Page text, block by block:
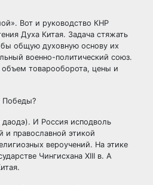
Вот и руководство КНР
Духа Китая. Задача стяжать
общую духовную основу их
военно-политический союз.
объем товарооборота, цены и
Победы?
И Россия исподволь
и православной этикой
вероучений. На этике
Чингисхана XIII в. А